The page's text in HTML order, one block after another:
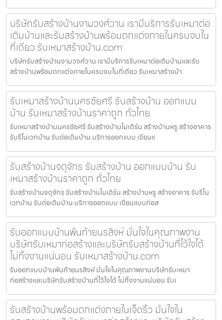
บริษัทรับสร้างบ้านงามวงศ์วาน เรามีบริการรับเหมาต่อ
เติมบ้านและรับสร้างบ้านพร้อมตกแต่งภายในครบจบใน
ที่เดียว รับเหมาสร้างบ้าน.com
บริษัทรับสร้างบ้านงามวงศ์วาน เรามีบริการรับเหมาต่อเติมบ้านและรับ
สร้างบ้านพร้อมตกแต่งภายในครบจบในที่เดียว รับเหมาสร้างบ้า
รับเหมาสร้างบ้านนครชัยศรี รับสร้างบ้าน ออกแบบ
บ้าน รับเหมาสร้างบ้านราคาถูก ทั่วไทย
รับเหมาสร้างบ้านนครชัยศรี รับสร้างบ้านโมเดิร์น สร้างบ้านหรู สร้างอาคาร
รับรีโนเวทบ้าน รับต่อเติมบ้าน บริการออกแบบ เขียนแ
รับสร้างบ้านจตุจักร รับสร้างบ้าน ออกแบบบ้าน รับ
เหมาสร้างบ้านราคาถูก ทั่วไทย
รับสร้างบ้านจตุจักร รับสร้างบ้านโมเดิร์น สร้างบ้านหรู สร้างอาคาร รับรีโน
เวทบ้าน รับต่อเติมบ้าน บริการออกแบบ เขียนแบบก่อส
รับออกแบบบ้านพันท้ายนรสิงห์ มั่นใจในคุณภาพงาน
บริษัทรับเหมาก่อสร้างและบริษัทรับสร้างบ้านที่ไว้ใจได้
ไม่ทิ้งงานแน่นอน รับเหมาสร้างบ้าน.com
รับออกแบบบ้านพันท้ายนรสิงห์ มั่นใจในคุณภาพงานบริษัทรับเหมา
ก่อสร้างและบริษัทรับสร้างบ้านที่ไว้ใจได้ ไม่ทิ้งงานแน่นอน รับเ
รับสร้างบ้านพร้อมตกแต่งภายในเจ็ดริ้ว มั่นใจใน